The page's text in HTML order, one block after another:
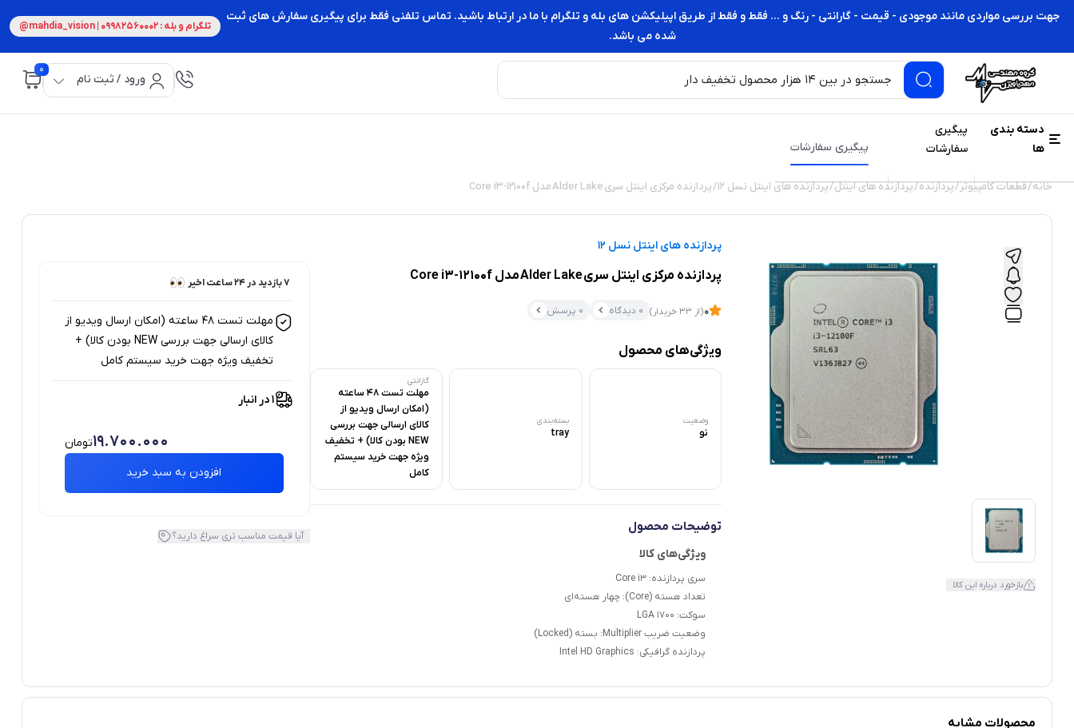
جهت بررسی مواردی مانند موجودی - قیمت - گارانتی - رنگ و ... فقط و فقط از طریق اپیلیکشن های بله و تلگرام با ما در ارتباط باشید. تماس تلفنی فقط برای پیگیری سفارش های ثبت
شده می باشد.
تلگرام و بله : 09982560002 | mahdia_vision@
ورود / ثبت نام
0
دسته بندی
ها
پیگیری
سفارشات
پیگیری سفارشات
خانه/قطعات کامپیوتر/پردازنده/پردازنده های اینتل/پردازنده های اینتل نسل 12 / پردازنده مرکزی اینتل سری Alder Lake مدل Core i3-12100f
بازخورد درباره این کالا
پردازنده های اینتل نسل 12
پردازنده مرکزی اینتل سری Alder Lake مدل Core i3-12100f
0(از 33 خریدار) 0 دیدگاه 0 پرسش
ویژگی‌های محصول
وضعیت
نو
بسته‌بندی
tray
گارانتی
مهلت تست 48 ساعته
(امکان ارسال ویدیو از
کالای ارسالی جهت بررسی
NEW بودن کالا) + تخفیف
ویژه جهت خرید سیستم
کامل
توضیحات محصول
سری پردازنده: Core i3
تعداد هسته (Core): چهار هسته‌ای
سوکت: LGA 1700
وضعیت ضریب Multiplier: بسته (Locked)
پردازنده گرافیکی: Intel HD Graphics
7 خریدار در ۱ ماه اخیر
مهلت تست 48 ساعته (امکان ارسال ویدیو از
کالای ارسالی جهت بررسی NEW بودن کالا) +
تخفیف ویژه جهت خرید سیستم کامل
1 در انبار
افزودن به سبد خرید
19.700.000تومان
آیا قیمت مناسب تری سراغ دارید؟
محصولات مشابه